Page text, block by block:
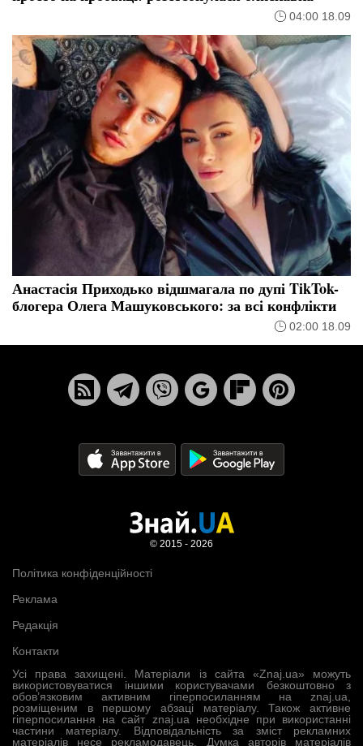
04:00 18.09
Анастасія Приходько відшмагала по дупі TikTok-
блогера Олега Машуковського: за всі конфлікти
02:00 18.09
Усі права захищені. Матеріали із сайта «Znaj.ua» можуть
використовуватися іншими користувачами безкоштовно з
обов’язковим активним гіперпосиланням на znaj.ua,
розміщеним в першому абзаці матеріалу. Також активне
гіперпосилання на сайт znaj.ua необхідне при використанні
частини матеріалу. Відповідальність за зміст рекламних
матеріалів несе рекламодавець. Думка авторів матеріалів
Політика конфіденційності
Реклама
Редакція
Контакти
© 2015 - 2026